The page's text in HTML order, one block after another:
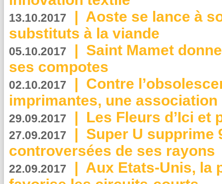
13.10.2017 | Aoste se lance à
substituts à la viande
05.10.2017 | Saint Mamet
ses compotes
02.10.2017 | Contre
imprimantes, une
29.09.2017 | Les Fleurs d’Ici et
27.09.2017 | Super U supprime
controversées de ses rayons
22.09.2017 | Aux Etats-Unis, la